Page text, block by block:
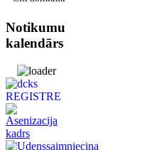
Notikumu
kalendārs